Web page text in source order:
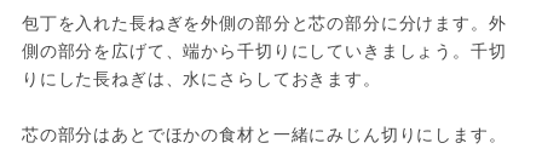
包丁を入れた長ねぎを外側の部分と芯の部分に分けます。外
側の部分を広げて、端から千切りにしていきましょう。千切
りにした長ねぎは、水にさらしておきます。
芯の部分はあとでほかの食材と一緒にみじん切りにします。